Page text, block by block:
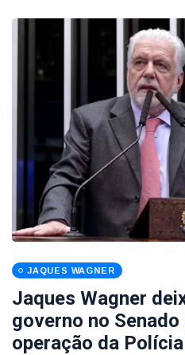
JAQUES WAGNER
Jaques Wagner
governo no
operação da Polícia